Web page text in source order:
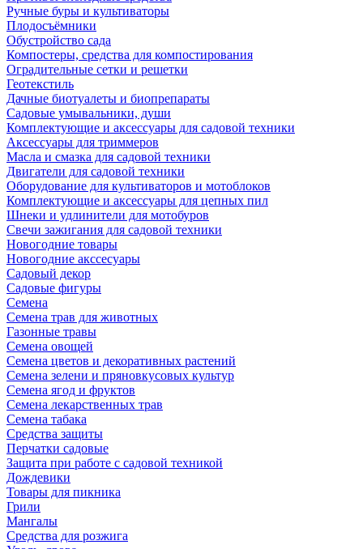
Ручные буры и культиваторы
Плодосъёмники
Обустройство сада
Компостеры, средства для компостирования
Оградительные сетки и решетки
Геотекстиль
Дачные биотуалеты и биопрепараты
Садовые умывальники, души
Комплектующие и аксессуары для садовой техники
Аксессуары для триммеров
Масла и смазка для садовой техники
Двигатели для садовой техники
Оборудование для культиваторов и мотоблоков
Комплектующие и аксессуары для цепных пил
Шнеки и удлинители для мотобуров
Свечи зажигания для садовой техники
Новогодние товары
Новогодние акссесуары
Садовый декор
Садовые фигуры
Семена
Семена трав для животных
Газонные травы
Семена овощей
Семена цветов и декоративных растений
Семена зелени и пряновкусовых культур
Семена ягод и фруктов
Семена лекарственных трав
Семена табака
Средства защиты
Перчатки садовые
Защита при работе с садовой техникой
Дождевики
Товары для пикника
Грили
Мангалы
Средства для розжига